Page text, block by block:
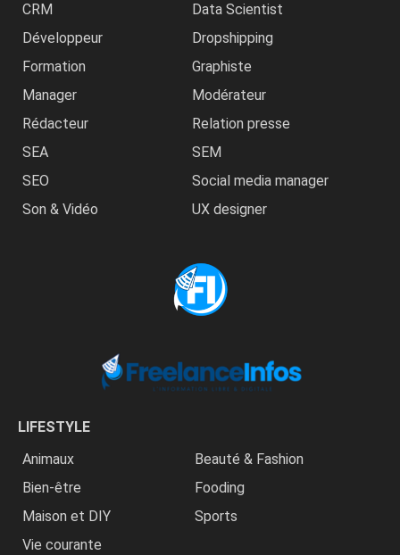
CRM
Data Scientist
Développeur
Dropshipping
Formation
Graphiste
Manager
Modérateur
Rédacteur
Relation presse
SEA
SEM
SEO
Social media manager
Son & Vidéo
UX designer
LIFESTYLE
Animaux
Beauté & Fashion
Bien-être
Fooding
Maison et DIY
Sports
Vie courante